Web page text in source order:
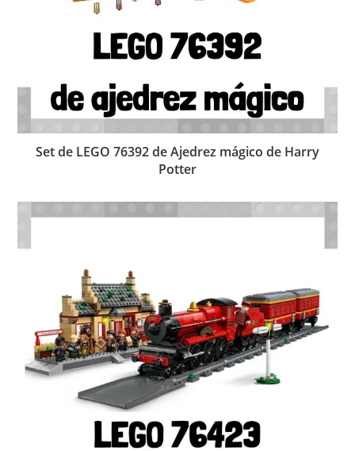
Set de LEGO 76392 de Ajedrez mágico de Harry
Potter